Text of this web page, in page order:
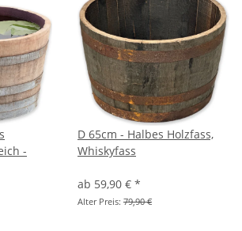
-
D 65cm - Halbes Holzfass,
Whiskyfass
ab 59,90 € *
Alter Preis: 79,90 €